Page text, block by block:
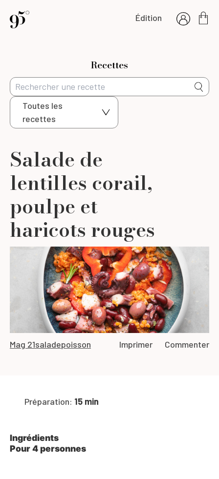
Édition
Recettes
Toutes les
recettes
Salade de
lentilles corail,
poulpe et
haricots rouges
Mag 21saladepoisson Imprimer Commenter
Préparation: 15 min
Ingrédients
Pour 4 personnes